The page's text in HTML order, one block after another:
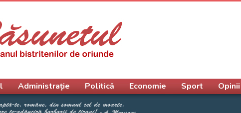
Administrație Politică Economie Sport Opinii